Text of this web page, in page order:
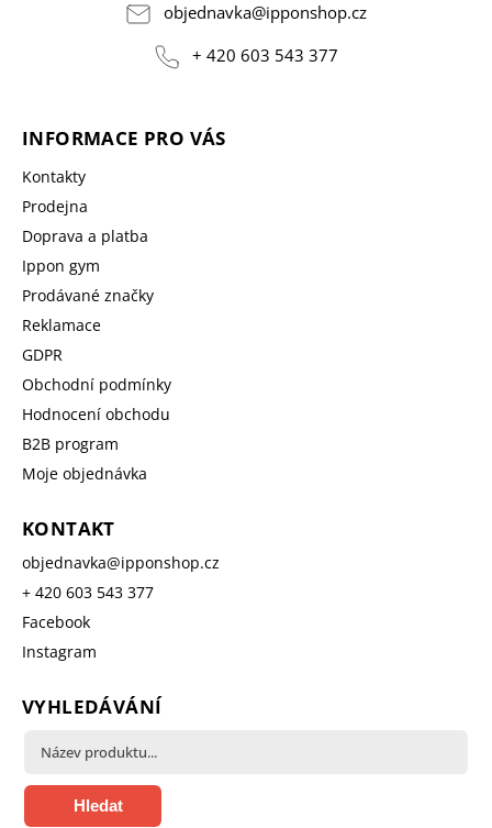
objednavka@ipponshop.cz
+ 420 603 543 377
INFORMACE PRO VÁS
Kontakty
Prodejna
Doprava a platba
Ippon gym
Prodávané značky
Reklamace
GDPR
Obchodní podmínky
Hodnocení obchodu
B2B program
Moje objednávka
KONTAKT
objednavka@ipponshop.cz
+ 420 603 543 377
Facebook
Instagram
VYHLEDÁVÁNÍ
Hledat